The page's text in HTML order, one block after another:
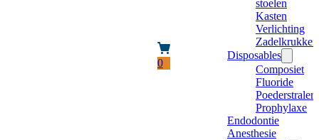
0
stoelen
Kasten
Verlichting
Zadelkrukken
Disposables
Composiet
Fluoride
Poederstraler
Prophylaxe
Endodontie
Anesthesie